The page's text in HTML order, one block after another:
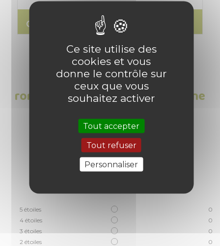
search
Les Avis clients sur Soucoupe
ronde pot de fleurs taille moyenne
1/5
Basé sur1 avis soumis à un
5 étoiles
0
4 étoiles
0
3 étoiles
0
2 étoiles
0
Ce site utilise des
cookies et vous
donne le contrôle sur
ceux que vous
souhaitez activer
Tout accepter
Tout refuser
Personnaliser